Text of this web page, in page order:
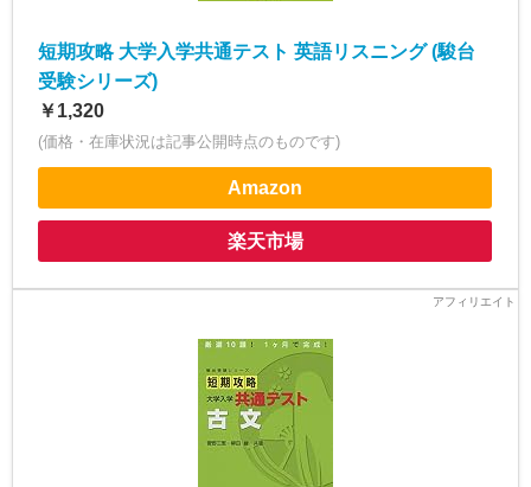
短期攻略 大学入学共通テスト 英語リスニング (駿台
受験シリーズ)
￥1,320
(価格・在庫状況は記事公開時点のものです)
Amazon
楽天市場